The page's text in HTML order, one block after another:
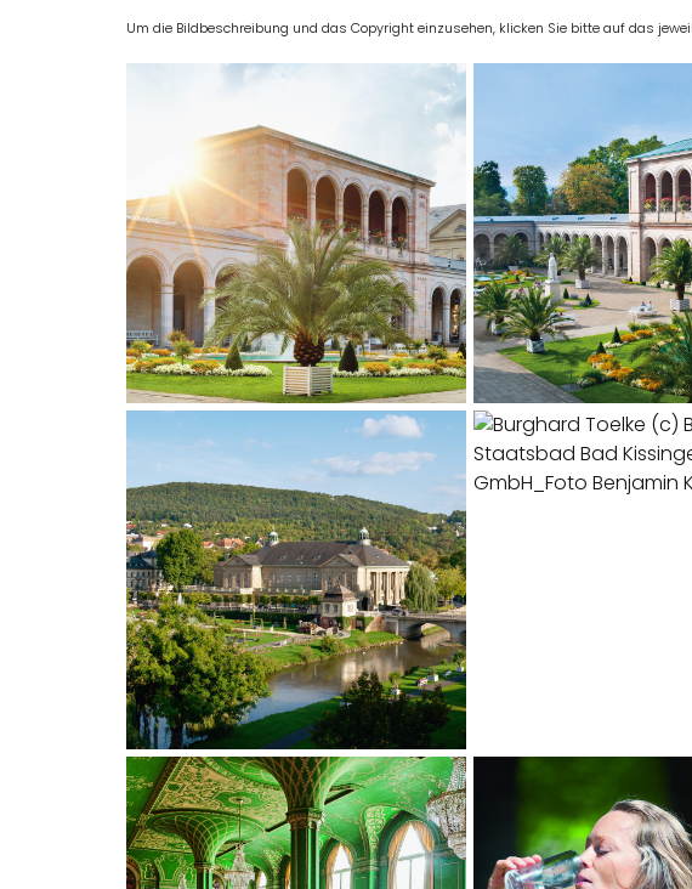
Um die Bildbeschreibung und das Copyright einzusehen, klicken Sie bitte auf das